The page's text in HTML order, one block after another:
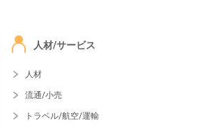
人材/サービス
人材
流通/小売
トラベル/航空/運輸